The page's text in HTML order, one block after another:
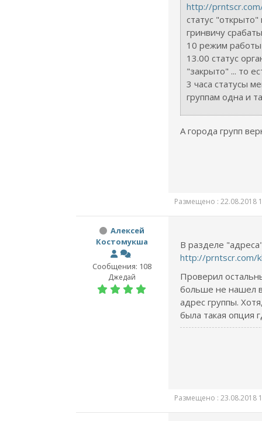
http://
статус
гринвичу
10 режим
13.00 статус
"закрыто" ... то
3 часа статусы
группам одна и
А города групп
Размещено : 22.08.2018
Алексей
Костомукша
Сообщения: 108
Джедай
В разделе
http://prntscr.com/
Проверил
больше не нашел
адрес группы.
была такая опция
Размещено : 23.08.2018